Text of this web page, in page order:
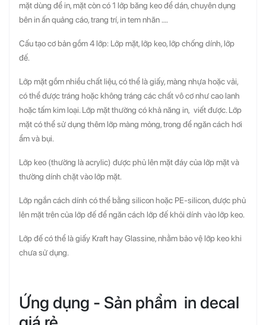
mặt dùng để in, mặt còn có 1 lớp băng keo để dán, chuyên dụng
bên in ấn quảng cáo, trang trí, in tem nhãn ….
Cấu tạo cơ bản gồm 4 lớp: Lớp mặt, lớp keo, lớp chống dính, lớp
đế.
Lớp mặt gồm nhiều chất liệu, có thể là giấy, màng nhựa hoặc vải,
có thể được tráng hoặc không tráng các chất vô cơ như cao lanh
hoặc tấm kim loại. Lớp mặt thường có khả năng in, viết được. Lớp
mặt có thể sử dụng thêm lớp màng mỏng, trong để ngăn cách hơi
ẩm và bụi.
Lớp keo (thường là acrylic) được phủ lên mặt đáy của lớp mặt và
thường dính chặt vào lớp mặt.
Lớp ngắn cách dính có thể bằng silicon hoặc PE-silicon, được phủ
lên mặt trên của lớp đế để ngăn cách lớp đế khỏi dính vào lớp keo.
Lớp đế có thể là giấy Kraft hay Glassine, nhằm bảo vệ lớp keo khi
chưa sử dụng.
Ứng dụng - Sản phẩm in decal